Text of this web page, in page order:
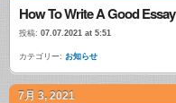
How To Write A Good Essay
投稿: 07.07.2021 at 5:51
カテゴリー: お知らせ
7月 3, 2021